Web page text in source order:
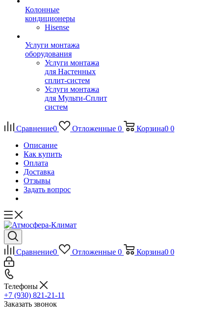
Колонные
кондиционеры
Hisense
Услуги монтажа
оборудования
Услуги монтажа
для Настенных
сплит-систем
Услуги монтажа
для Мульти-Сплит
систем
Сравнение0 Отложенные 0 Корзина0 0
Описание
Как купить
Оплата
Доставка
Отзывы
Задать вопрос
Сравнение0 Отложенные 0 Корзина0 0
Телефоны
+7 (930) 821-21-11
Заказать звонок